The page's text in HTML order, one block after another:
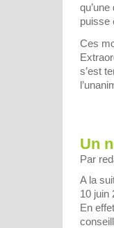
puisse
Ces
s’est
Un
Par
A la
10 juin
En